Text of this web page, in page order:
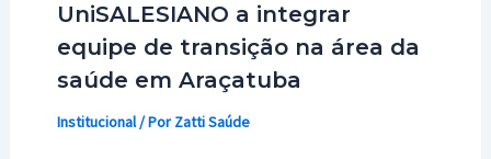
UniSALESIANO a integrar
equipe de transição na área da
saúde em Araçatuba
Institucional/ PorZatti Saúde